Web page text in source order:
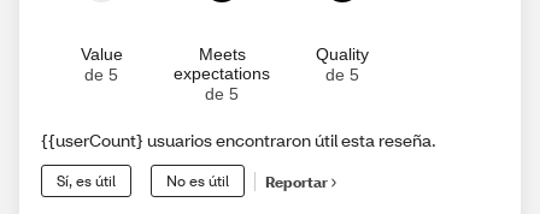
Value
de 5
Meets
expectations
de 5
Quality
de 5
{{userCount} usuarios encontraron útil esta reseña.
Sí, es útil No es útil Reportar